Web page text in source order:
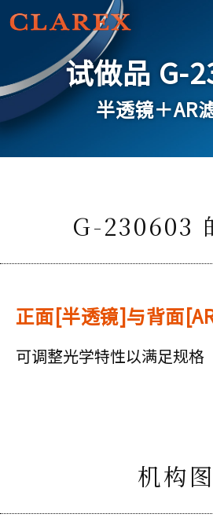
试做品 G-
半透镜＋AR
G-230603
正面[半透镜]与背面
可调整光学特性以满足规格
机构图